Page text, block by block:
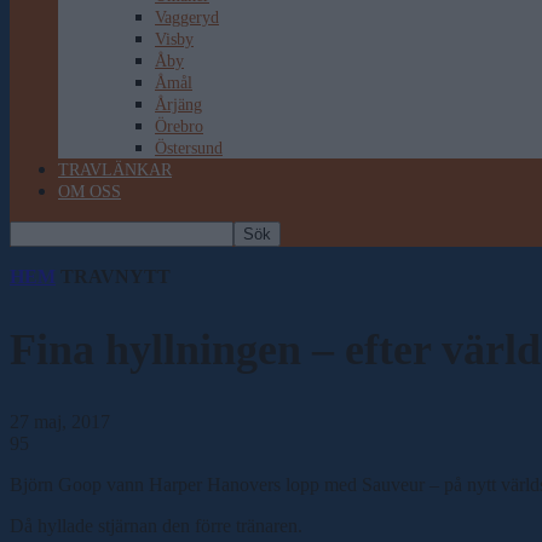
Vaggeryd
Visby
Åby
Åmål
Årjäng
Örebro
Östersund
TRAVLÄNKAR
OM OSS
HEM TRAVNYTT
Fina hyllningen – efter
27 maj, 2017
95
Björn Goop vann Harper Hanovers lopp med Sauveur – på nytt
Då hyllade stjärnan den förre tränaren.